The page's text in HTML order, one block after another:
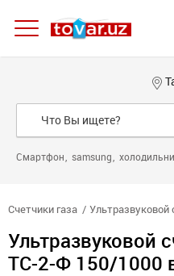
Смартфон samsung
Счетчики газа Ультразвуковой
Ультразвуковой
ТС-2-Ф 150/1000